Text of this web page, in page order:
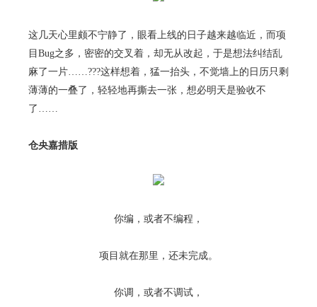
这几天心里颇不宁静了，眼看上线的日子越来越临近，而项
目Bug之多，密密的交叉着，却无从改起，于是想法纠结乱
麻了一片……???这样想着，猛一抬头，不觉墙上的日历只剩
薄薄的一叠了，轻轻地再撕去一张，想必明天是验收不
了……
仓央嘉措版
你编，或者不编程，
项目就在那里，还未完成。
你调，或者不调试，